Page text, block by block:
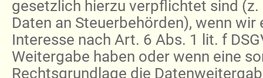
gesetzlich hierzu verpflichtet sind (z.
Daten an Steuerbehörden), wenn
Interesse nach Art. 6 Abs. 1 lit. f
Weitergabe haben oder wenn eine
Rechtsgrundlage die